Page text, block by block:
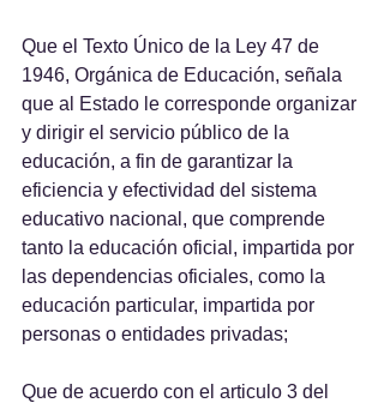
Que el Texto Único de la Ley 47 de
1946, Orgánica de Educación, señala
que al Estado le corresponde organizar
y dirigir el servicio público de la
educación, a fin de garantizar la
eficiencia y efectividad del sistema
educativo nacional, que comprende
tanto la educación oficial, impartida por
las dependencias oficiales, como la
educación particular, impartida por
personas o entidades privadas;
Que de acuerdo con el articulo 3 del